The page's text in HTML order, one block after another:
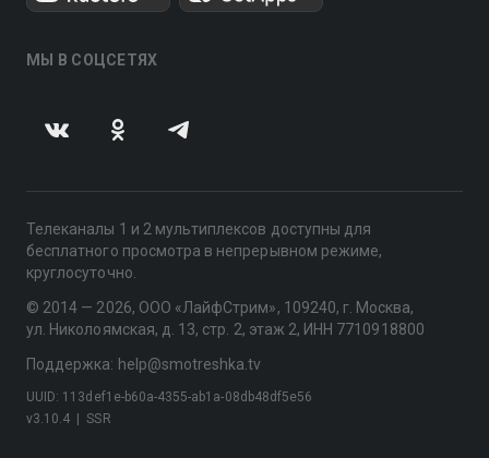
МЫ В СОЦСЕТЯХ
Телеканалы 1 и 2 мультиплексов доступны для
бесплатного просмотра в непрерывном режиме,
круглосуточно.
© 2014 — 2026, ООО «ЛайфСтрим», 109240, г. Москва,
ул. Николоямская, д. 13, стр. 2, этаж 2, ИНН 7710918800
Поддержка: help@smotreshka.tv
v3.10.4 SSR
UUID: 113def1e-b60a-4355-ab1a-08db48df5e56